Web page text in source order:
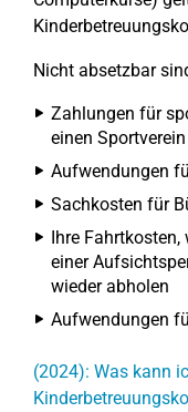
Nicht absetzbar
Zahlungen für
einen Sportverein
Aufwendungen
Sachkosten für
Ihre Fahrtkosten,
einer
wieder abholen
Aufwendungen
(2024): Was kann